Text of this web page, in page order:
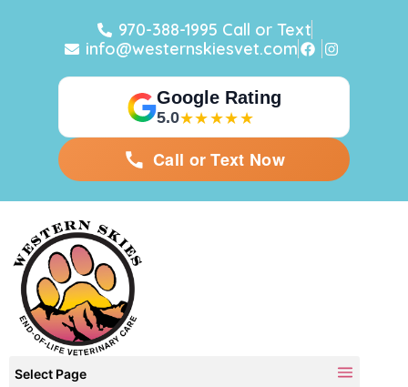
970-388-1995 Call or Text
info@westernskiesvet.com
Google Rating
5.0★★★★★
Call or Text Now